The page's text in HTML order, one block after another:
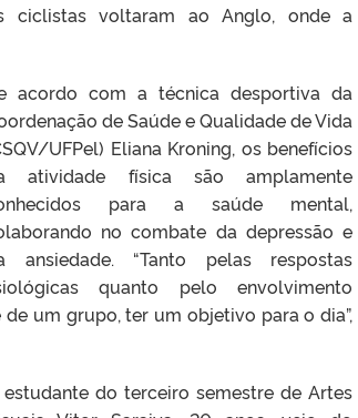
ciclistas voltaram ao Anglo, onde a
acordo com a técnica desportiva da
de Saúde e Qualidade de Vida
UFPel) Eliana Kroning, os benefícios
atividade física são amplamente
para a saúde mental,
no combate da depressão e
ansiedade. “Tanto pelas respostas
quanto pelo envolvimento
um grupo, ter um objetivo para o dia”,
estudante do terceiro semestre de Artes